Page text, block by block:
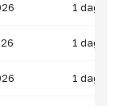
1 dag
1 dag
1 dag